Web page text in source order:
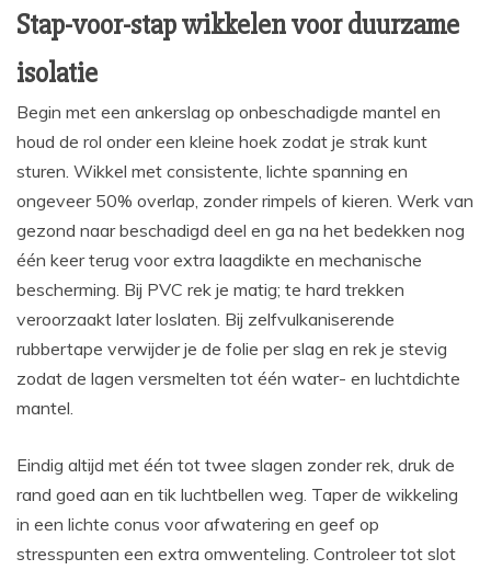
Stap-voor-stap wikkelen voor duurzame
isolatie
Begin met een ankerslag op onbeschadigde mantel en
houd de rol onder een kleine hoek zodat je strak kunt
sturen. Wikkel met consistente, lichte spanning en
ongeveer 50% overlap, zonder rimpels of kieren. Werk van
gezond naar beschadigd deel en ga na het bedekken nog
één keer terug voor extra laagdikte en mechanische
bescherming. Bij PVC rek je matig; te hard trekken
veroorzaakt later loslaten. Bij zelfvulkaniserende
rubbertape verwijder je de folie per slag en rek je stevig
zodat de lagen versmelten tot één water- en luchtdichte
mantel.
Eindig altijd met één tot twee slagen zonder rek, druk de
rand goed aan en tik luchtbellen weg. Taper de wikkeling
in een lichte conus voor afwatering en geef op
stresspunten een extra omwenteling. Controleer tot slot